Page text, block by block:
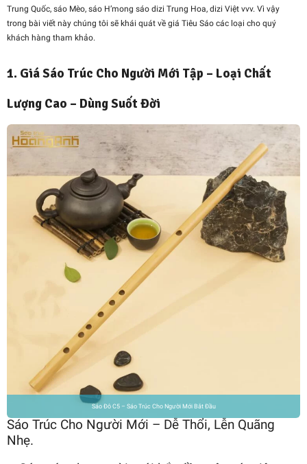
Trung Quốc, sáo Mèo, sáo H’mong sáo dizi Trung Hoa, dizi Việt vvv. Vì vậy
trong bài viết này chúng tôi sẽ khái quát về giá Tiêu Sáo các loại cho quý
khách hàng tham khảo.
1. Giá Sáo Trúc Cho Người Mới Tập – Loại Chất
Lượng Cao – Dùng Suốt Đời
Sáo Đô C5 – Sáo Trúc Cho Người Mới Bắt Đầu
Sáo Trúc Cho Người Mới – Dễ Thổi, Lễn Quãng
Nhẹ.